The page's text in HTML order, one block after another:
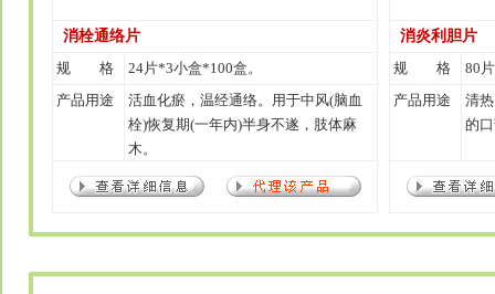
消栓通络片
规 格
24片*3小盒*100盒。
产品用途
活血化瘀，温经通络。用于中风(脑血
栓)恢复期(一年内)半身不遂，肢体麻
木。
消炎利胆片
规 格
80
产品用途
清
的